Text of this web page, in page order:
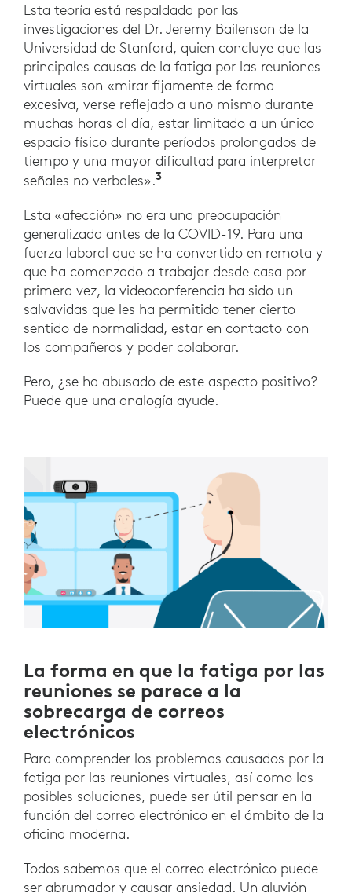
Esta teoría está respaldada por las
investigaciones del Dr. Jeremy Bailenson de la
Universidad de Stanford, quien concluye que las
principales causas de la fatiga por las reuniones
virtuales son «mirar fijamente de forma
excesiva, verse reflejado a uno mismo durante
muchas horas al día, estar limitado a un único
espacio físico durante períodos prolongados de
tiempo y una mayor dificultad para interpretar
señales no verbales».3
Esta «afección» no era una preocupación
generalizada antes de la COVID-19. Para una
fuerza laboral que se ha convertido en remota y
que ha comenzado a trabajar desde casa por
primera vez, la videoconferencia ha sido un
salvavidas que les ha permitido tener cierto
sentido de normalidad, estar en contacto con
los compañeros y poder colaborar.
Pero, ¿se ha abusado de este aspecto positivo?
Puede que una analogía ayude.
La forma en que la fatiga por las
reuniones se parece a la
sobrecarga de correos
electrónicos
Para comprender los problemas causados por la
fatiga por las reuniones virtuales, así como las
posibles soluciones, puede ser útil pensar en la
función del correo electrónico en el ámbito de la
oficina moderna.
Todos sabemos que el correo electrónico puede
ser abrumador y causar ansiedad. Un aluvión